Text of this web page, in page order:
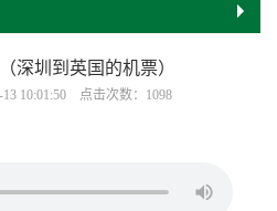
深圳到英国的机票）
13 10:01:50 点击次数：1098